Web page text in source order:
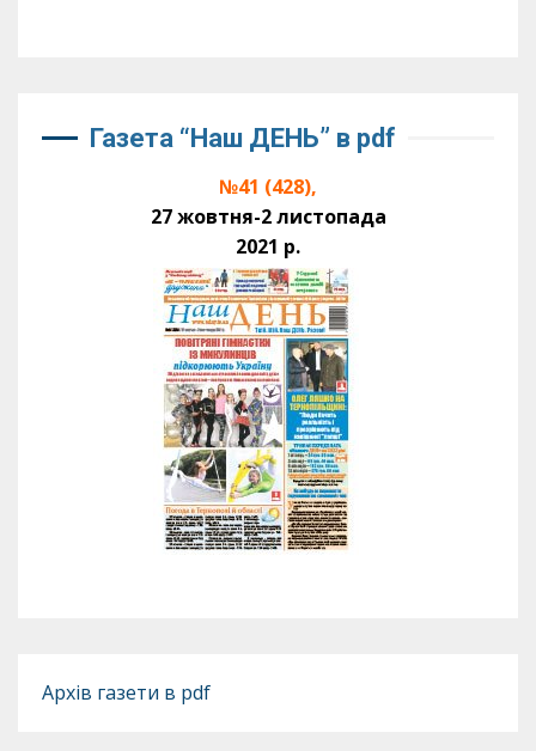
Газета “Наш ДЕНЬ” в pdf
№41 (428),
27 жовтня-2 листопада
2021 р.
Архів газети в pdf